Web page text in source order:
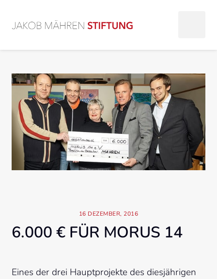
16 DEZEMBER, 2016
6.000 € FÜR MORUS 14
Eines der drei Hauptprojekte des diesjährigen